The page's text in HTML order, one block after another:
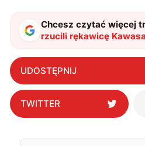
Chcesz czytać więcej
rzucili rękawicę
motocykl kosztuje
UDOSTĘPNIJ
TWITTER